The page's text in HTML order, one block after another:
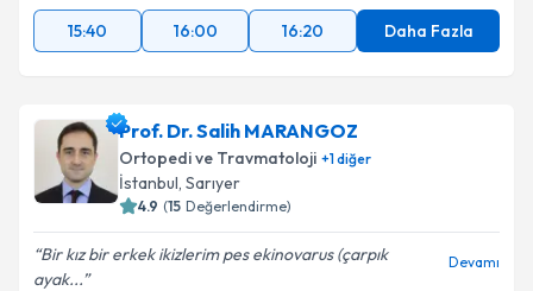
15:40
16:00 16:20 Daha Fazla
Prof. Dr. Salih MARANGOZ
Ortopedi ve Travmatoloji +1diğer
İstanbul, Sarıyer
4.9 (15 Değerlendirme)
Bir kız bir erkek ikizlerim pes ekinovarus (çarpık
ayak...
Devamı